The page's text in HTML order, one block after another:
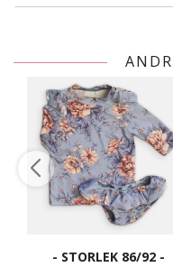
- STORLEK 86/92 -